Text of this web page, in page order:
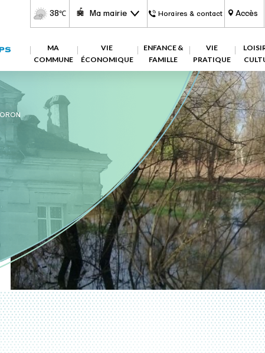
38℃ Ma mairie Horaires & contact Accès
MA
COMMUNE
VIE
ÉCONOMIQUE
ENFANCE &
FAMILLE
VIE
PRATIQUE